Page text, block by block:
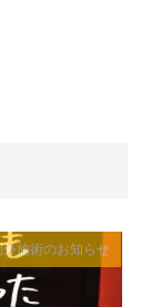
施術のお知らせ